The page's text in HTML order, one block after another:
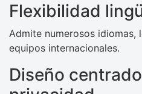
Flexibilidad
Admite numerosos idiomas,
equipos internacionales.
Diseño